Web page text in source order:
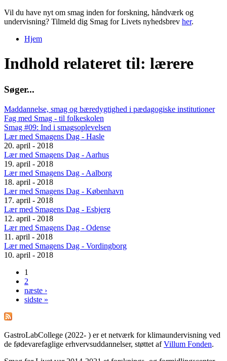
Vil du have nyt om smag inden for forskning, håndværk og
undervisning? Tilmeld dig Smag for Livets nyhedsbrev her.
Hjem
Indhold relateret til: lærere
Søger...
Maddannelse, smag og bæredygtighed i pædagogiske institutioner
Fag med Smag - til folkeskolen
Smag #09: Ind i smagsoplevelsen
Lær med Smagens Dag - Hasle
20. april - 2018
Lær med Smagens Dag - Aarhus
19. april - 2018
Lær med Smagens Dag - Aalborg
18. april - 2018
Lær med Smagens Dag - København
17. april - 2018
Lær med Smagens Dag - Esbjerg
12. april - 2018
Lær med Smagens Dag - Odense
11. april - 2018
Lær med Smagens Dag - Vordingborg
10. april - 2018
Sider
1
2
næste ›
sidste »
GastroLabCollege (2022- ) er et netværk for klimaundervisning ved
de fødevarefaglige erhvervsuddannelser, støttet afVillum Fonden.